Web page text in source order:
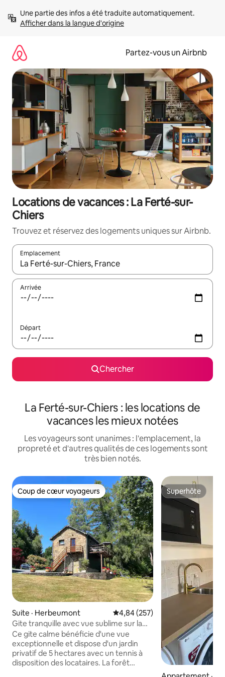
directement
Afficher dans la langue d'origine
Partez-vous un Airbnb
Locations de vacances : La Ferté-sur-
Chiers
Trouvez et réservez des logements uniques sur Airbnb.
Emplacement
Quand les résultats sont affichés, parcourez-les en utilisant
Arrivée
Départ
Chercher
La Ferté-sur-Chiers : les locations de
vacances les mieux notées
Les voyageurs sont unanimes : l'emplacement, la
propreté et d'autres qualités de ces logements sont
très bien notés.
Coup de cœur voyageurs
Coup de cœur voyageurs
Suite · Herbeumont Note moyenne de 4,84 sur 5,
4,84 (257)
Gite tranquille avec vue sublime sur la
forêt
Ce gite calme bénéficie d'une vue
exceptionnelle et dispose d'un jardin
privatif de 5 hectares avec un tennis à
disposition des locataires. La forêt
Superhôte
Superhôte